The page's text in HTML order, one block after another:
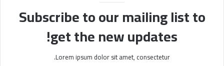
Subscribe to our mailing list to
get the new updates!
Lorem ipsum dolor sit amet, consectetur.